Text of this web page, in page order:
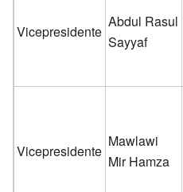
Vicepresidente
Abdul Rasul
Sayyaf
Vicepresidente
Mawlawi
Mir Hamza